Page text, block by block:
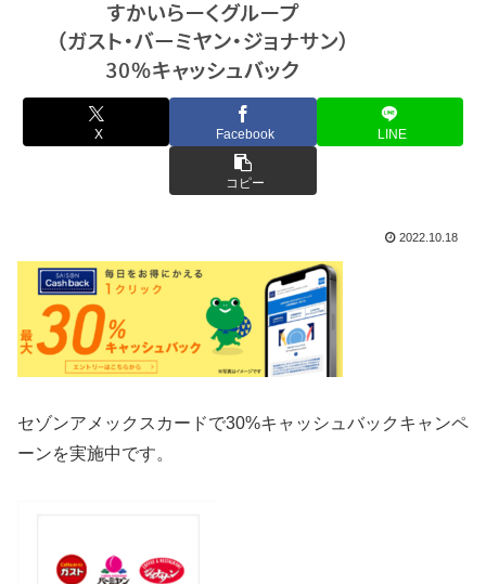
X Facebook LINE
コピー
2022.10.18
セゾンアメックスカードで30%キャッシュバックキャンペ
ーンを実施中です。